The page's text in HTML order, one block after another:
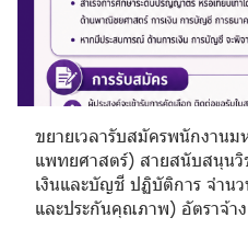
ขยายเวลารับสมัครพนักงาน
แพทยศาสตร์) สายสนับสนุนวิ
เงินและบัญชี ปฏิบัติการ จำน
และประกันคุณภาพ) อัตราจ้า